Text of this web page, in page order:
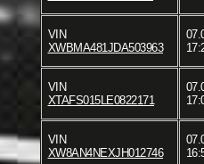
VIN
XWBMA481JDA503963
VIN
XTAFS015LE0822171
VIN
XW8AN4NEXJH012746